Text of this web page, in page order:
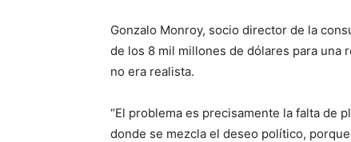
Gonzalo Monroy, socio director de la
de los 8 mil millones de dólares para una
no era realista.
“El problema es precisamente la falta de
donde se mezcla el deseo político,